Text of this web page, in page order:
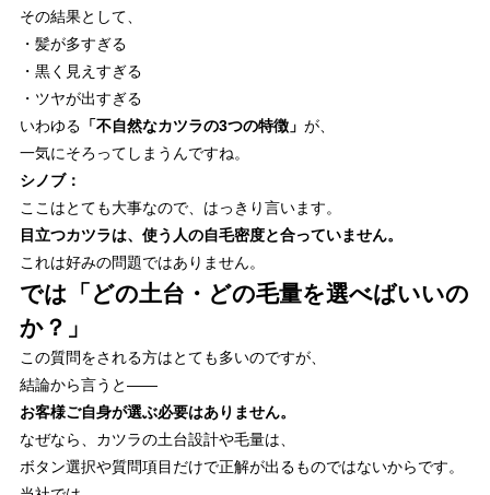
その結果として、
・髪が多すぎる
・黒く見えすぎる
・ツヤが出すぎる
いわゆる 「不自然なカツラの3つの特徴」 が、
一気にそろってしまうんですね。
シノブ：
ここはとても大事なので、はっきり言います。
目立つカツラは、使う人の自毛密度と合っていません。
これは好みの問題ではありません。
では「どの土台・どの毛量を選べばいいの
か？」
この質問をされる方はとても多いのですが、
結論から言うと――
お客様ご自身が選ぶ必要はありません。
なぜなら、カツラの土台設計や毛量は、
ボタン選択や質問項目だけで正解が出るものではないからです。